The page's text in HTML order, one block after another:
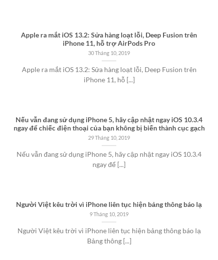
Apple ra mắt iOS 13.2: Sửa hàng loạt lỗi, Deep Fusion trên
iPhone 11, hỗ trợ AirPods Pro
30 Tháng 10, 2019
Apple ra mắt iOS 13.2: Sửa hàng loạt lỗi, Deep Fusion trên
iPhone 11, hỗ [...]
Nếu vẫn đang sử dụng iPhone 5, hãy cập nhật ngay iOS 10.3.4
ngay để chiếc điện thoại của bạn không bị biến thành cục gạch
29 Tháng 10, 2019
Nếu vẫn đang sử dụng iPhone 5, hãy cập nhật ngay iOS 10.3.4
ngay để [...]
Người Việt kêu trời vì iPhone liên tục hiện bảng thông báo lạ
9 Tháng 10, 2019
Người Việt kêu trời vì iPhone liên tục hiện bảng thông báo lạ
Bảng thông [...]